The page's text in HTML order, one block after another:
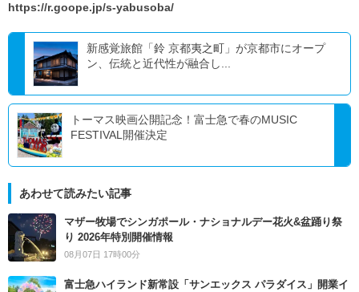
https://r.goope.jp/s-yabusoba/
新感覚旅館「鈴 京都夷之町」が京都市にオープ
ン、伝統と近代性が融合し...
トーマス映画公開記念！富士急で春のMUSIC
FESTIVAL開催決定
あわせて読みたい記事
マザー牧場でシンガポール・ナショナルデー花火&盆踊り祭
り 2026年特別開催情報
08月07日 17時00分
富士急ハイランド新常設「サンエックス パラダイス」開業イ